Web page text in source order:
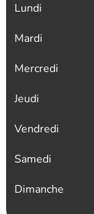
Lundi
Mardi
Mercredi
Jeudi
Vendredi
Samedi
Dimanche